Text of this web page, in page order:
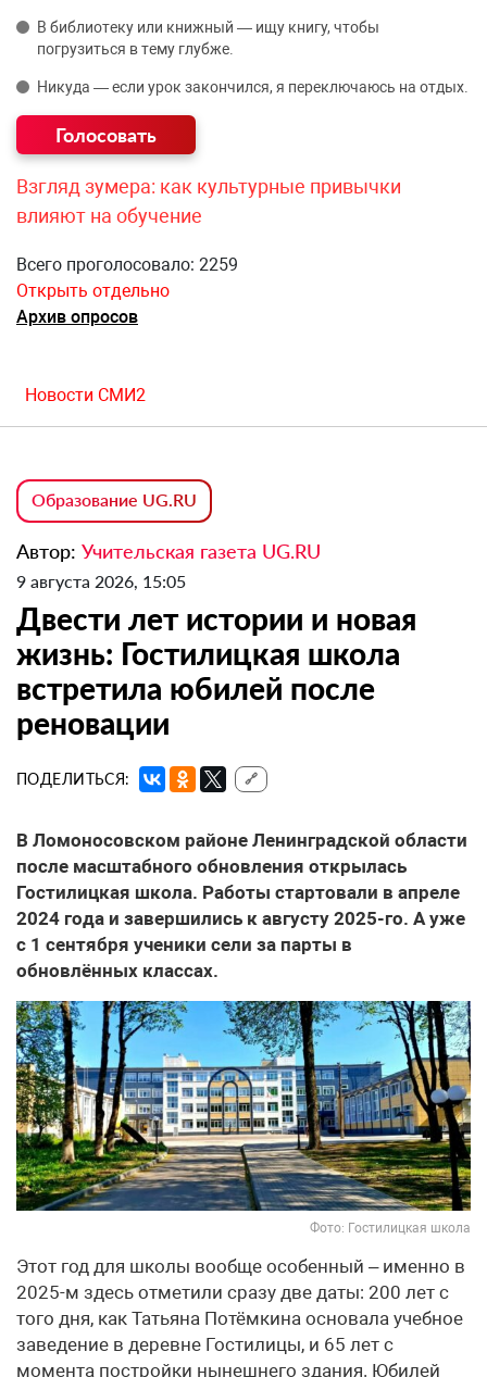
В библиотеку или книжный — ищу книгу, чтобы
погрузиться в тему глубже.
Никуда — если урок закончился, я переключаюсь на отдых.
Взгляд зумера: как культурные привычки
влияют на обучение
Всего проголосовало: 2259
Открыть отдельно
Архив опросов
Новости СМИ2
Образование UG.RU
Автор: Учительская газета UG.RU
9 августа 2026, 15:05
Двести лет истории и новая
жизнь: Гостилицкая школа
встретила юбилей после
реновации
ПОДЕЛИТЬСЯ: 🔗
В Ломоносовском районе Ленинградской области
после масштабного обновления открылась
Гостилицкая школа. Работы стартовали в апреле
2024 года и завершились к августу 2025-го. А уже
с 1 сентября ученики сели за парты в
обновлённых классах.
Фото: Гостилицкая школа
Этот год для школы вообще особенный – именно в
2025-м здесь отметили сразу две даты: 200 лет с
того дня, как Татьяна Потёмкина основала учебное
заведение в деревне Гостилицы, и 65 лет с
момента постройки нынешнего здания. Юбилей